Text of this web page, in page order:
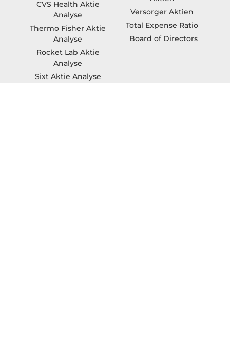
CVS Health Aktie
Analyse
Thermo Fisher Aktie
Analyse
Rocket Lab Aktie
Analyse
Sixt Aktie Analyse
Versorger Aktien
Total Expense Ratio
Board of Directors